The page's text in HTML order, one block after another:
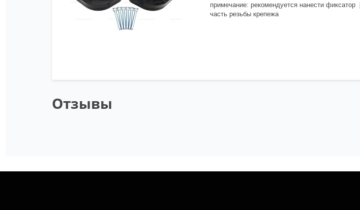
примечание: рекомендуется нанести фиксатор
часть резьбы крепежа
Отзывы